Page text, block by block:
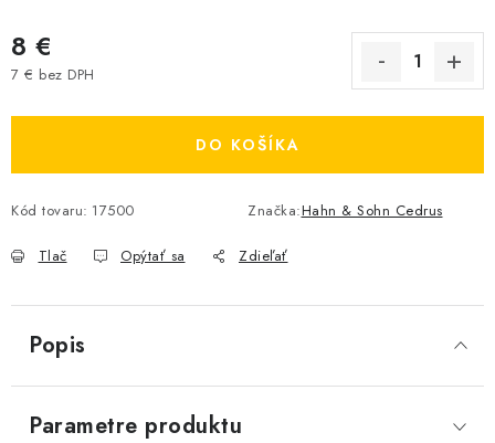
Obchodné podmienky
Zásady ochrany osobných údajov
8 €
7 € bez DPH
DO KOŠÍKA
Kód tovaru: 17500 Značka:Hahn & Sohn Cedrus
Tlač Opýtať sa Zdieľať
Popis
Parametre produktu